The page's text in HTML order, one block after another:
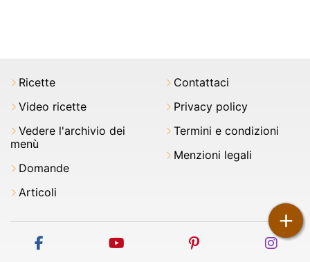
+
Ricette
Video ricette
Vedere l'archivio dei
menù
Domande
Articoli
Contattaci
Privacy policy
Termini e condizioni
Menzioni legali
facebook youtube pinterest